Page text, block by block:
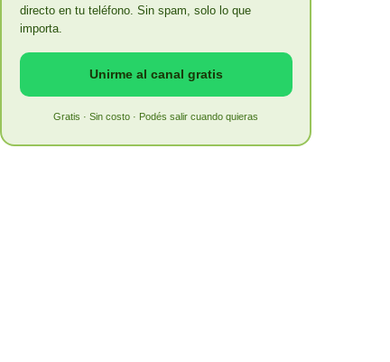
directo en tu teléfono. Sin spam, solo lo que
importa.
Unirme al canal gratis
Gratis · Sin costo · Podés salir cuando quieras